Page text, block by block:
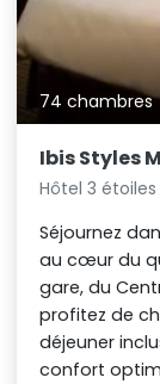
74 chambres
Ibis Styles
Hôtel 3 étoiles
Séjournez
au cœur du
gare, du
profitez de
déjeuner
confort